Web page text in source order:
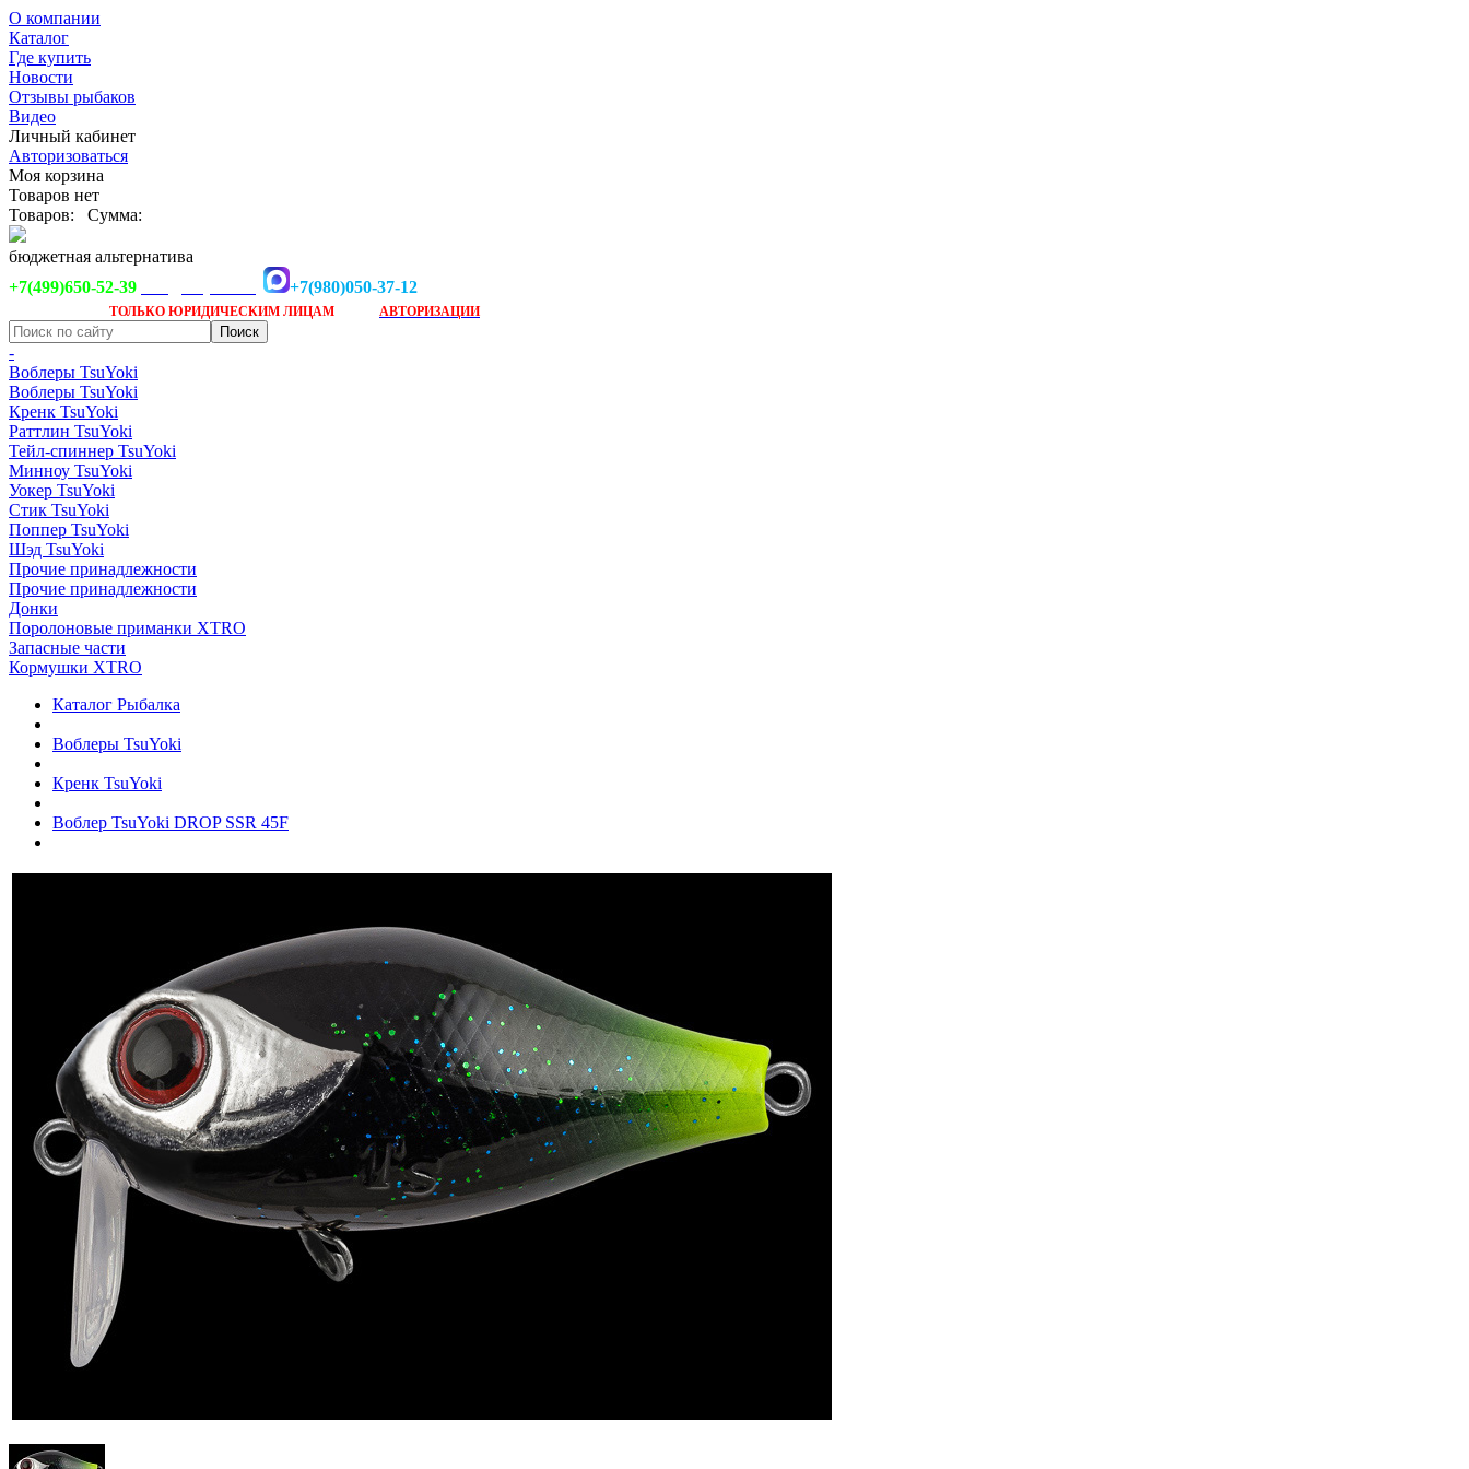
О компании
Каталог
Где купить
Новости
Отзывы рыбаков
Видео
Личный кабинет
Авторизоваться
Моя корзина
Товаров нет
Товаров:
Сумма:
бюджетная альтернатива
+7(499)650-52-39
+7(980)050-37-12
ТОЛЬКО ЮРИДИЧЕСКИМ ЛИЦАМ АВТОРИЗАЦИИ
-
Воблеры TsuYoki
Воблеры TsuYoki
Кренк TsuYoki
Раттлин TsuYoki
Тейл-спиннер TsuYoki
Минноу TsuYoki
Уокер TsuYoki
Стик TsuYoki
Поппер TsuYoki
Шэд TsuYoki
Прочие принадлежности
Прочие принадлежности
Донки
Поролоновые приманки XTRO
Запасные части
Кормушки XTRO
Каталог Рыбалка
Воблеры TsuYoki
Кренк TsuYoki
Воблер TsuYoki DROP SSR 45F